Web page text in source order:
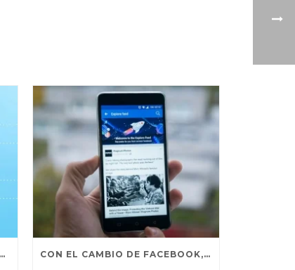
CREA UNA PERSONALIDAD PARA TU MARCA – 12 ARQUETIPOS CON EL CAMBIO DE FACEBOOK, ¿CÓMO SEGUIR VIENDO NOTICIAS DE INTERÉS?